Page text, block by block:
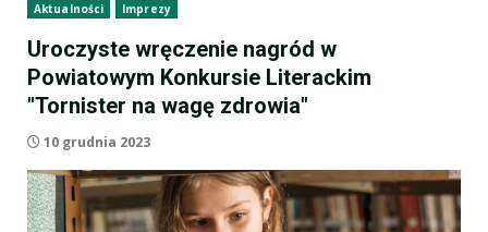
Aktualności Imprezy
Uroczyste wręczenie nagród w
Powiatowym Konkursie Literackim
"Tornister na wagę zdrowia"
10 grudnia 2023